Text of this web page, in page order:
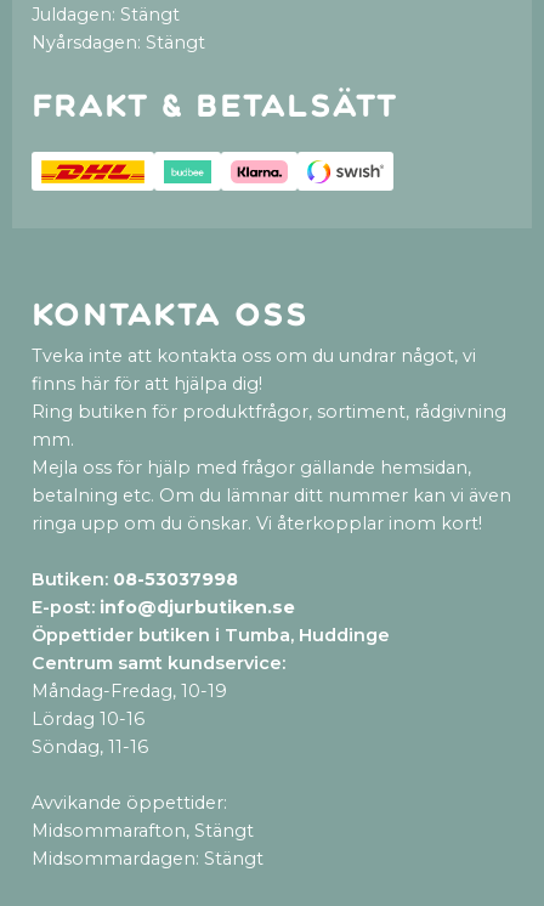
Juldagen: Stängt
Nyårsdagen: Stängt
Frakt & betalsätt
Kontakta oss
Tveka inte att kontakta oss om du undrar något, vi
finns här för att hjälpa dig!
Ring butiken för produktfrågor, sortiment, rådgivning
mm.
Mejla oss för hjälp med frågor gällande hemsidan,
betalning etc. Om du lämnar ditt nummer kan vi även
ringa upp om du önskar. Vi återkopplar inom kort!
Butiken: 08-53037998
E-post: info@djurbutiken.se
Öppettider butiken i Tumba, Huddinge
Centrum samt kundservice:
Måndag-Fredag, 10-19
Lördag 10-16
Söndag, 11-16
Avvikande öppettider:
Midsommarafton, Stängt
Midsommardagen: Stängt